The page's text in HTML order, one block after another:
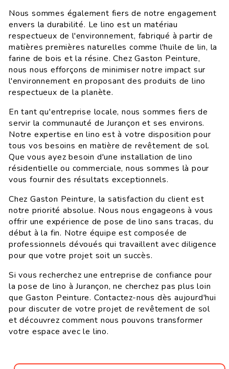
Nous sommes également fiers de notre engagement
envers la durabilité. Le lino est un matériau
respectueux de l'environnement, fabriqué à partir de
matières premières naturelles comme l'huile de lin, la
farine de bois et la résine. Chez Gaston Peinture,
nous nous efforçons de minimiser notre impact sur
l'environnement en proposant des produits de lino
respectueux de la planète.
En tant qu'entreprise locale, nous sommes fiers de
servir la communauté de Jurançon et ses environs.
Notre expertise en lino est à votre disposition pour
tous vos besoins en matière de revêtement de sol.
Que vous ayez besoin d'une installation de lino
résidentielle ou commerciale, nous sommes là pour
vous fournir des résultats exceptionnels.
Chez Gaston Peinture, la satisfaction du client est
notre priorité absolue. Nous nous engageons à vous
offrir une expérience de pose de lino sans tracas, du
début à la fin. Notre équipe est composée de
professionnels dévoués qui travaillent avec diligence
pour que votre projet soit un succès.
Si vous recherchez une entreprise de confiance pour
la pose de lino à Jurançon, ne cherchez pas plus loin
que Gaston Peinture. Contactez-nous dès aujourd'hui
pour discuter de votre projet de revêtement de sol
et découvrez comment nous pouvons transformer
votre espace avec le lino.